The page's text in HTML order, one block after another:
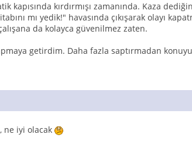
kapısında kırdırmışı zamanında. Kaza dediğin
mı yedik!" havasında çıkışarak olayı
da kolayca güvenilmez zaten.
getirdim. Daha fazla saptırmadan konuyu
ne iyi olacak